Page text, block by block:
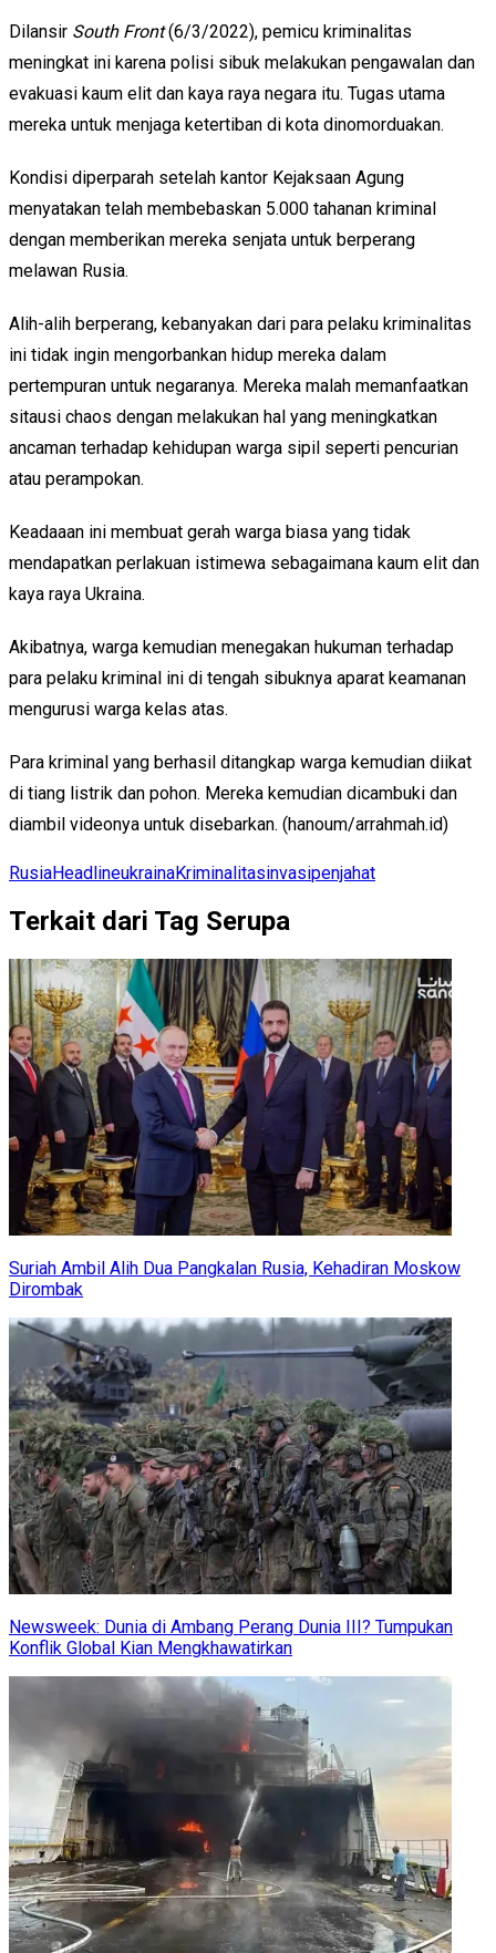
Dilansir South Front(6/3/2022), pemicu kriminalitas
meningkat ini karena polisi sibuk melakukan pengawalan dan
evakuasi kaum elit dan kaya raya negara itu. Tugas utama
mereka untuk menjaga ketertiban di kota dinomorduakan.
Kondisi diperparah setelah kantor Kejaksaan Agung
menyatakan telah membebaskan 5.000 tahanan kriminal
dengan memberikan mereka senjata untuk berperang
melawan Rusia.
Alih-alih berperang, kebanyakan dari para pelaku kriminalitas
ini tidak ingin mengorbankan hidup mereka dalam
pertempuran untuk negaranya. Mereka malah memanfaatkan
sitausi chaos dengan melakukan hal yang meningkatkan
ancaman terhadap kehidupan warga sipil seperti pencurian
atau perampokan.
Keadaaan ini membuat gerah warga biasa yang tidak
mendapatkan perlakuan istimewa sebagaimana kaum elit dan
kaya raya Ukraina.
Akibatnya, warga kemudian menegakan hukuman terhadap
para pelaku kriminal ini di tengah sibuknya aparat keamanan
mengurusi warga kelas atas.
Para kriminal yang berhasil ditangkap warga kemudian diikat
di tiang listrik dan pohon. Mereka kemudian dicambuki dan
diambil videonya untuk disebarkan. (hanoum/arrahmah.id)
RusiaHeadlineukrainaKriminalitasinvasipenjahat
Terkait dari Tag Serupa
Suriah Ambil Alih Dua Pangkalan Rusia, Kehadiran Moskow
Dirombak
Newsweek: Dunia di Ambang Perang Dunia III? Tumpukan
Konflik Global Kian Mengkhawatirkan